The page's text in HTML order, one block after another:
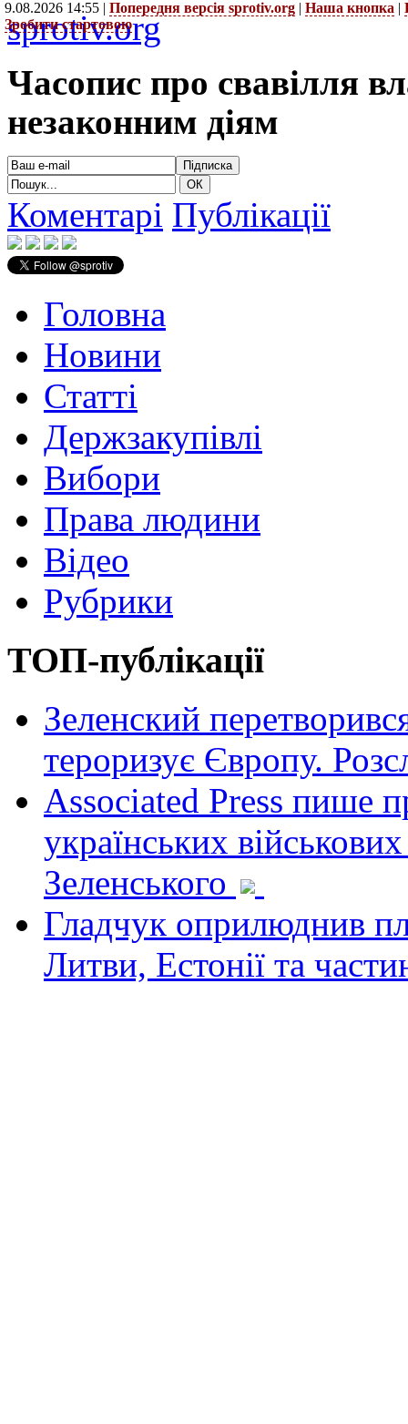
9.08.2026 14:55 | Попередня версія sprotiv.org | Наша кнопка |
Зробити стартовою
sprotiv.org
Часопис про свавілля
незаконним діям
Коментарі Публікації
Головна
Новини
Статті
Держзакупівлі
Вибори
Права людини
Відео
Рубрики
ТОП-публікації
Зеленский
тероризує Європу.
Associated Press пише
українських
Зеленського
Гладчук оприлюднив
Литви, Естонії та